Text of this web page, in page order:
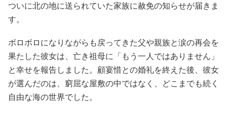
ついに北の地に送られていた家族に赦免の知らせが届きま
す。
ボロボロになりながらも戻ってきた父や親族と涙の再会を
果たした彼女は、亡き祖母に「もう一人ではありません」
と幸せを報告しました。顧宴惜との婚礼を終えた後、彼女
が選んだのは、窮屈な屋敷の中ではなく、どこまでも続く
自由な海の世界でした。